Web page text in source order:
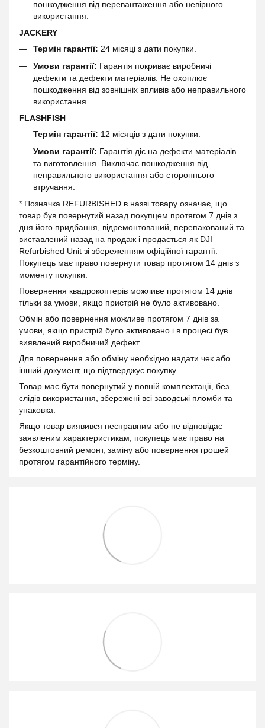
пошкодження від перевантаження або невірного
використання.
JACKERY
Термін гарантії: 24 місяці з дати покупки.
Умови гарантії: Гарантія покриває виробничі
дефекти та дефекти матеріалів. Не охоплює
пошкодження від зовнішніх впливів або неправильного
використання.
FLASHFISH
Термін гарантії: 12 місяців з дати покупки.
Умови гарантії: Гарантія діє на дефекти матеріалів
та виготовлення. Виключає пошкодження від
неправильного використання або стороннього
втручання.
* Позначка REFURBISHED в назві товару означає, що
товар був повернутий назад покупцем протягом 7 днів з
дня його придбання, відремонтований, перепакований та
виставлений назад на продаж і продається як DJI
Refurbished Unit зі збереженням офіційної гарантії.
Покупець має право повернути товар протягом 14 днів з
моменту покупки.
Повернення квадрокоптерів можливе протягом 14 днів
тільки за умови, якщо пристрій не було активовано.
Обмін або повернення можливе протягом 7 днів за
умови, якщо пристрій було активовано і в процесі був
виявлений виробничий дефект.
Для повернення або обміну необхідно надати чек або
інший документ, що підтверджує покупку.
Товар має бути повернутий у повній комплектації, без
слідів використання, збережені всі заводські пломби та
упаковка.
Якщо товар виявився несправним або не відповідає
заявленим характеристикам, покупець має право на
безкоштовний ремонт, заміну або повернення грошей
протягом гарантійного терміну.